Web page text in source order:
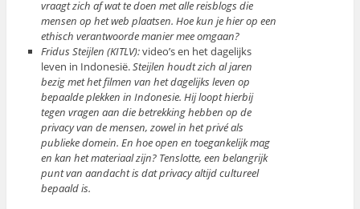
vraagt zich af wat te doen met alle reisblogs die
mensen op het web plaatsen. Hoe kun je hier op een
ethisch verantwoorde manier mee omgaan?
Fridus Steijlen (KITLV):video’s en het dagelijks
leven in Indonesië.Steijlen houdt zich al jaren
bezig met het filmen van het dagelijks leven op
bepaalde plekken in Indonesie. Hij loopt hierbij
tegen vragen aan die betrekking hebben op de
privacy van de mensen, zowel in het privé als
publieke domein. En hoe open en toegankelijk mag
en kan het materiaal zijn? Tenslotte, een belangrijk
punt van aandacht is dat privacy altijd cultureel
bepaald is.